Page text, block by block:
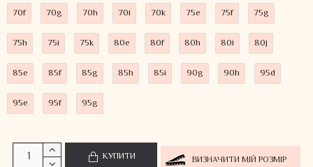
70f
70g 70h 70i 70k 75e 75f 75g
75h 75i 75k 80e 80f 80h 80i 80j
85e 85f 85g 85h 85i 90g 90h 95d
95e 95f 95g
КУПИТИ ВИЗНАЧИТИ МІЙ РОЗМІР